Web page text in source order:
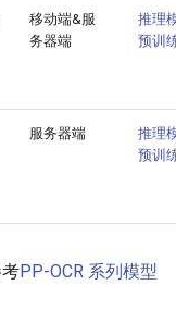
移动端&服
务器端
推理
预训
服务器端
推理
预训
PP-OCR 系列模型